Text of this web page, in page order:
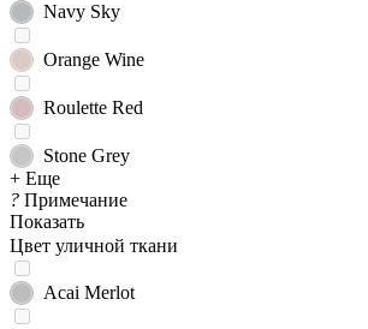
Navy Sky
Orange Wine
Roulette Red
Stone Grey
+ Еще
? Примечание
Показать
Цвет уличной ткани
Acai Merlot